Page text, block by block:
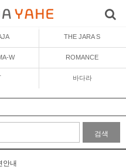
THE JARA S
W ROMANCE
바다라
검색
안내